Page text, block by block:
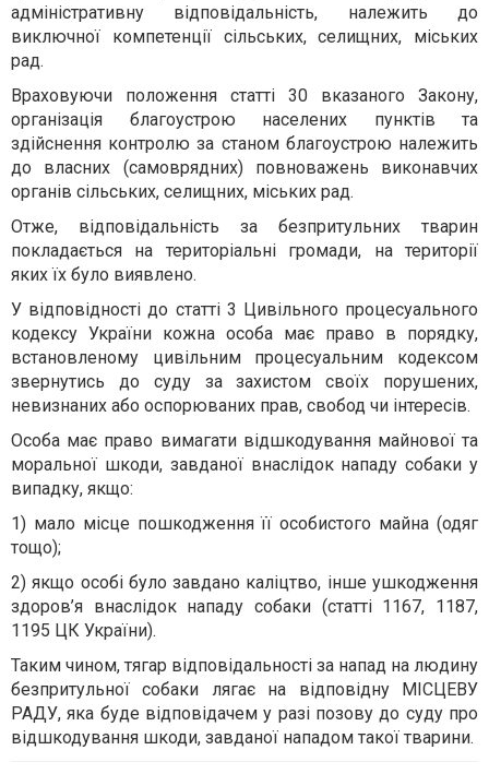
адміністративну відповідальність, належить до
виключної компетенції сільських, селищних, міських
рад.
Враховуючи положення статті 30 вказаного Закону,
організація благоустрою населених пунктів та
здійснення контролю за станом благоустрою належить
до власних (самоврядних) повноважень виконавчих
органів сільських, селищних, міських рад.
Отже, відповідальність за безпритульних тварин
покладається на територіальні громади, на території
яких їх було виявлено.
У відповідності до статті 3 Цивільного процесуального
кодексу України кожна особа має право в порядку,
встановленому цивільним процесуальним кодексом
звернутись до суду за захистом своїх порушених,
невизнаних або оспорюваних прав, свобод чи інтересів.
Особа має право вимагати відшкодування майнової та
моральної шкоди, завданої внаслідок нападу собаки у
випадку, якщо:
1) мало місце пошкодження її особистого майна (одяг
тощо);
2) якщо особі було завдано каліцтво, інше ушкодження
здоров’я внаслідок нападу собаки (статті 1167, 1187,
1195 ЦК України).
Таким чином, тягар відповідальності за напад на людину
безпритульної собаки лягає на відповідну МІСЦЕВУ
РАДУ, яка буде відповідачем у разі позову до суду про
відшкодування шкоди, завданої нападом такої тварини.